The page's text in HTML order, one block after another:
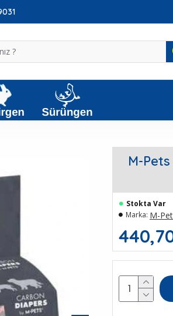
M-
Stokta Var
Marka: M-